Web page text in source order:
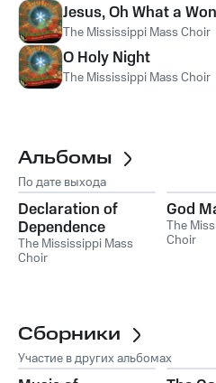
Jesus, Oh What a
The Mississippi Mass Choir
O Holy Night
The Mississippi Mass Choir
Альбомы
По дате выхода
Declaration of
Dependence
The Mississippi Mass
Choir
God
The
Choir
Сборники
Участие в других альбомах